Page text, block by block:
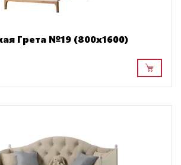
Грета №19 (800х1600)